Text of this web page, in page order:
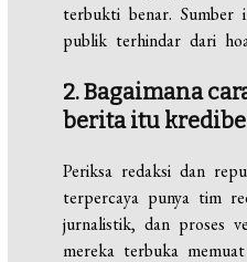
terbukti benar. Sumber
publik terhindar dari
2. Bagaimana
berita itu
Periksa redaksi dan
terpercaya punya tim
jurnalistik, dan proses
mereka terbuka